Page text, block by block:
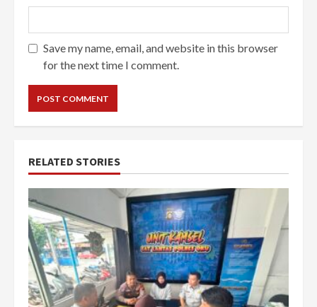
Save my name, email, and website in this browser
for the next time I comment.
RELATED STORIES